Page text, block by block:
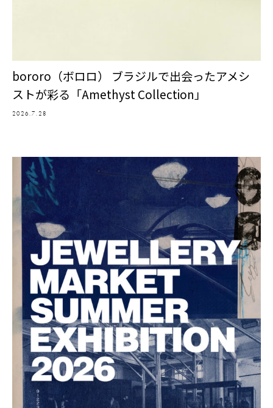
bororo（ボロロ） ブラジルで出会ったアメシ
ストが彩る「Amethyst Collection」
2026.7.28